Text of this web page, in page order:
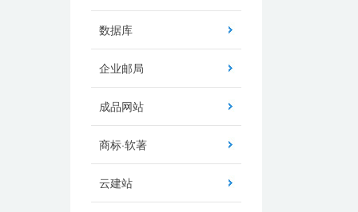
数据库
企业邮局
成品网站
商标·软著
云建站